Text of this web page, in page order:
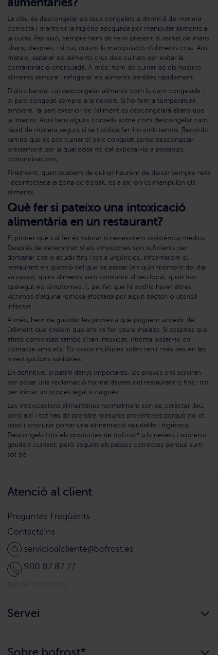
alimentàries?
La clau és descongelar els teus congelats a domicili de manera
correcta i mantenir la higiene adequada per manipular aliments a
la cuina. Per això, sempre hem de tenir present el rentat de mans
abans, després, i si cal, durant la manipulació d'aliments crus. Així
mateix, separar els aliments crus dels cuinats per evitar la
contaminació encreuada. A més, hem de cuinar bé els nostres
aliments sempre i refrigerar els aliments peribles ràpidament.
D'altra banda, cal descongelar aliments com la carn congelada i
el peix congelat sempre a la nevera. Si ho fem a temperatura
ambient, la part exterior de l'aliment es descongelarà abans que
la interior. Aquí tens alguns consells sobre com descongelar carn
ràpid de manera segura si se t'oblida fer-ho amb temps. Recorda
també que es pot cuinar el peix congelat sense descongelar
prèviament per la qual cosa no cal exposar-lo a possibles
contaminacions.
Finalment, quan acabem de cuinar haurem de deixar sempre neta
i desinfectada la zona de treball, és a dir, on es manipulen els
aliments.
Què fer si pateixo una intoxicació
alimentària en un restaurant?
El primer que cal fer és valorar si necessitem assistència mèdica.
Després de determinar si els símptomes són suficients per
demanar cita o acudir fins i tot a urgències, informarem el
restaurant en qüestió del que va passar (en quin moment del dia
va passar, quins aliments vam consumir al seu local, quan han
aparegut els símptomes...), pel fet que hi podria haver altres
víctimes d'alguna remesa afectada per algun bacteri o utensili
infectat.
A més, hem de guardar les proves a què puguem accedir de
l'aliment que creiem que ens va fer caure malalts. Si sospites que
altres comensals també s'han intoxicat, intenta posar-te en
contacte amb ells. Els casos múltiples solen tenir més pes en les
investigacions sanitàries.
En definitiva, si patim danys importants, les proves ens serviran
per posar una reclamació formal davant del restaurant o fins i tot
per iniciar un procés legal si calgués.
Les intoxicacions alimentàries normalment són de caràcter lleu,
però així i tot has de prendre mesures preventives perquè no et
passi i procurar portar una alimentació saludable i higiènica.
Descongela tots els productes de bofrost* a la nevera i sobretot
gaudeix cuinant, però seguint els passos correctes perquè surti
tot bé.
Atenció al client
Preguntes Freqüents
Contacta'ns
servicioalcliente@bofrost.es
900 87 87 77
Servei
Arribem a casa teva?
Sobre bofrost*